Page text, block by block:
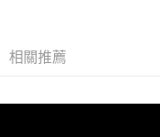
相關推薦